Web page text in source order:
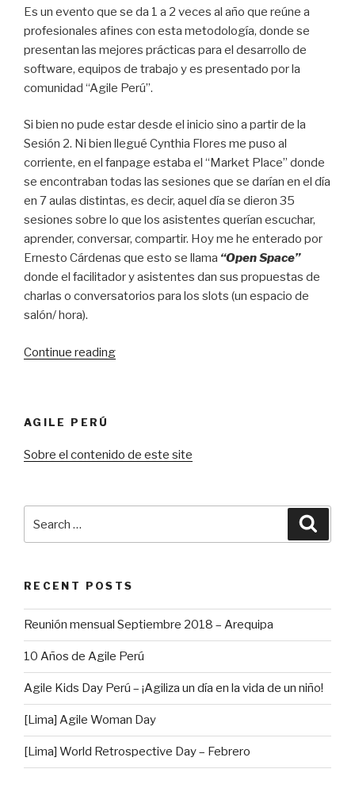
Es un evento que se da 1 a 2 veces al año que reúne a
profesionales afines con esta metodología, donde se
presentan las mejores prácticas para el desarrollo de
software, equipos de trabajo y es presentado por la
comunidad “Agile Perú”.
Si bien no pude estar desde el inicio sino a partir de la
Sesión 2. Ni bien llegué Cynthia Flores me puso al
corriente, en el fanpage estaba el “Market Place” donde
se encontraban todas las sesiones que se darían en el día
en 7 aulas distintas, es decir, aquel día se dieron 35
sesiones sobre lo que los asistentes querían escuchar,
aprender, conversar, compartir. Hoy me he enterado por
Ernesto Cárdenas que esto se llama “Open Space”
donde el facilitador y asistentes dan sus propuestas de
charlas o conversatorios para los slots (un espacio de
salón/ hora).
Continue reading
gran
aprendizaje!”
AGILE PERÚ
Sobre el contenido de este site
RECENT POSTS
Reunión mensual Septiembre 2018 – Arequipa
10 Años de Agile Perú
Agile Kids Day Perú – ¡Agiliza un día en la vida de un niño!
[Lima] Agile Woman Day
[Lima] World Retrospective Day – Febrero